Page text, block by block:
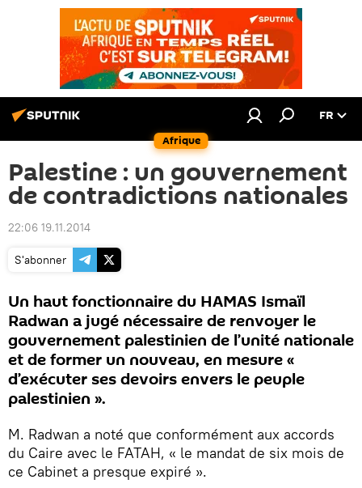
Afrique
FR
Palestine : un gouvernement
de contradictions nationales
22:06 19.11.2014
S'abonner
Un haut fonctionnaire du HAMAS Ismaïl
Radwan a jugé nécessaire de renvoyer le
gouvernement palestinien de l’unité nationale
et de former un nouveau, en mesure «
d’exécuter ses devoirs envers le peuple
palestinien ».
M. Radwan a noté que conformément aux accords
du Caire avec le FATAH, « le mandat de six mois de
ce Cabinet a presque expiré ».